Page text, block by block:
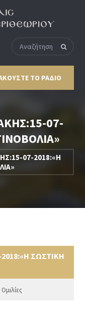
ΤΟ ΡΑΔΙΟ
07-
07-2018:«Η
ΣΩΣΤΙΚΗ
Ομιλίες